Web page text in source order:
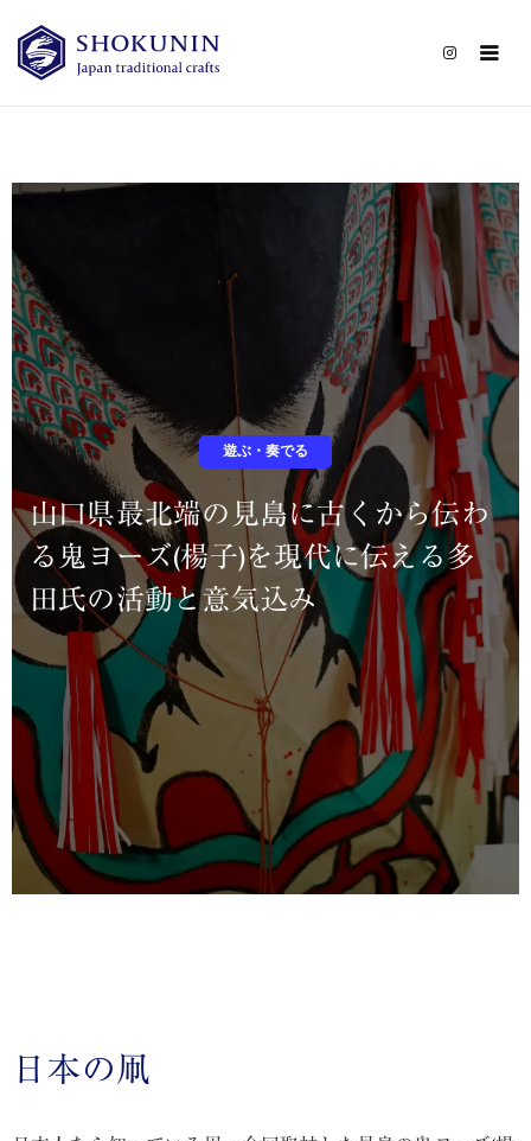
CONTACT
遊ぶ・奏でる
山口県最北端の見島に古くから伝わ
る鬼ヨーズ(楊子)を現代に伝える多
田氏の活動と意気込み
日本の凧